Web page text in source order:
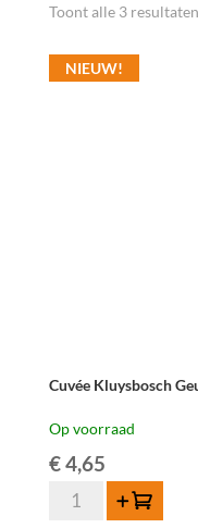
Toont alle 3 resultaten
NIEUW!
Cuvée Kluysbosch
Op voorraad
€4,65
Cuvée
Kluysbosch
Toevoegen